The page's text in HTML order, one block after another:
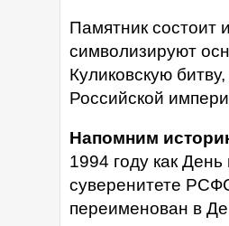
Памятник состоит
символизируют
Куликовскую
Российской
Напомним
1994 году как
суверенитете
переименован в